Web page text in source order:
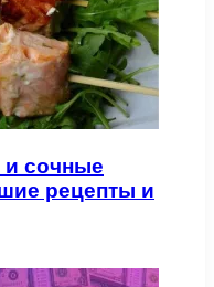
и сочные
рецепты и